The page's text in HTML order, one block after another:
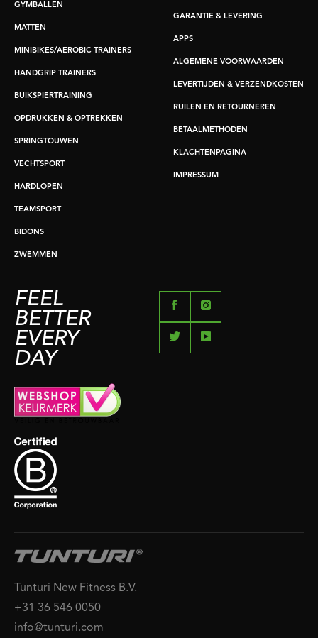
GYMBALLEN
MATTEN
MINIBIKES/AEROBIC TRAINERS
HANDGRIP TRAINERS
BUIKSPIERTRAINING
OPDRUKKEN & OPTREKKEN
SPRINGTOUWEN
VECHTSPORT
HARDLOPEN
TEAMSPORT
BIDONS
ZWEMMEN
GARANTIE & LEVERING
APPS
ALGEMENE VOORWAARDEN
LEVERTIJDEN & VERZENDKOSTEN
RUILEN EN RETOURNEREN
BETAALMETHODEN
KLACHTENPAGINA
IMPRESSUM
FEEL
BETTER
EVERY
DAY
Tunturi New Fitness B.V.
+31 36 546 0050
info@tunturi.com